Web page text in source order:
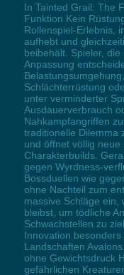
In Tainted Grail: The
Funktion Kein
Rollenspiel-Erlebnis,
aufhebt und
beibehält. Spieler,
Anpassung
Schlächterrüstung
unter verminderter
Ausdauerverbrauch
Nahkampfangriffen
traditionelle Dilemma
und öffnet völlig
Charakterbuilds.
gegen Wyrdness-
Bossduellen wie
ohne Nachteil zum
massive Schläge ein,
bleibst, um tödliche
Schwachstellen zu
Innovation
Landschaften
ohne Gewichtsdruck
gefährlichen